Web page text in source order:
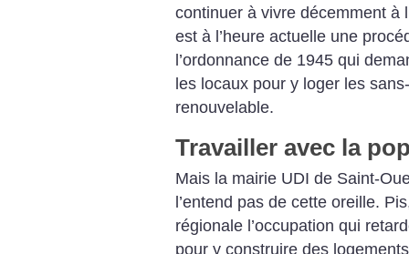
continuer à vivre décemment à
est à l’heure actuelle une
l’ordonnance de 1945 qui
les locaux pour y loger les
renouvelable.
Travailler avec la
Mais la mairie UDI de Saint-
l’entend pas de cette oreille.
régionale l’occupation qui
pour y construire des